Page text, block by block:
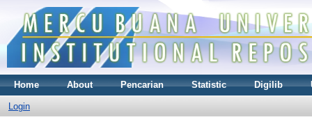
Home About Pencarian Statistic Digilib
Login